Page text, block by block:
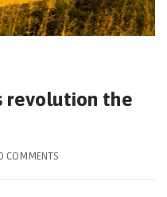
revolution the
COMMENTS